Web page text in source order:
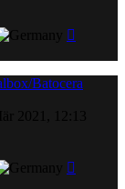
Batocera